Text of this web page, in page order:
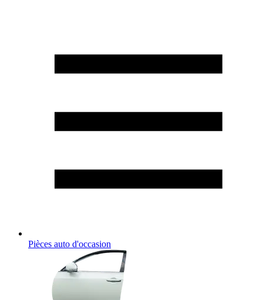
Pièces auto d'occasion